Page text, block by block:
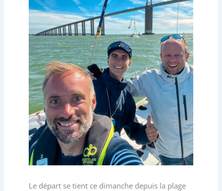
Le départ se tient ce dimanche depuis la plage